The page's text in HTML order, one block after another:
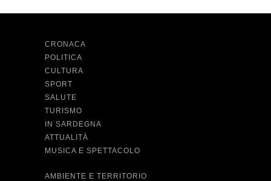
CRONACA
POLITICA
CULTURA
SPORT
SALUTE
TURISMO
IN SARDEGNA
ATTUALITÀ
MUSICA E SPETTACOLO
AMBIENTE E TERRITORIO